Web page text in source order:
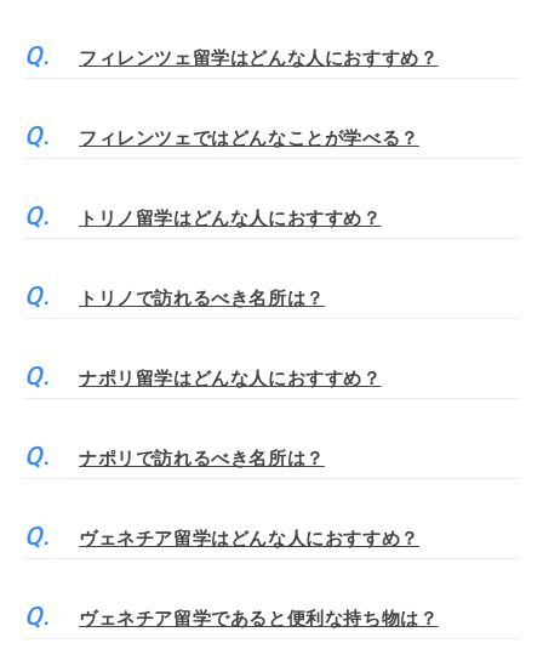
フィレンツェ留学はどんな人におすすめ？
フィレンツェではどんなことが学べる？
トリノ留学はどんな人におすすめ？
トリノで訪れるべき名所は？
ナポリ留学はどんな人におすすめ？
ナポリで訪れるべき名所は？
ヴェネチア留学はどんな人におすすめ？
ヴェネチア留学であると便利な持ち物は？